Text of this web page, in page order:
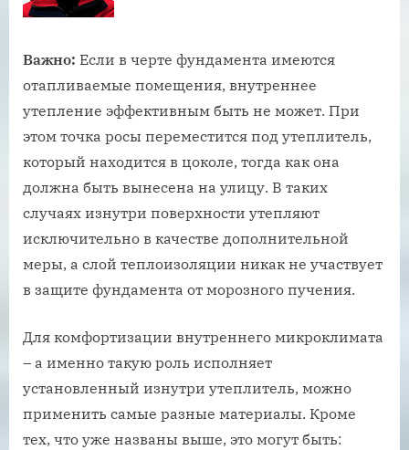
Важно: Если в черте фундамента имеются
отапливаемые помещения, внутреннее
утепление эффективным быть не может. При
этом точка росы переместится под утеплитель,
который находится в цоколе, тогда как она
должна быть вынесена на улицу. В таких
случаях изнутри поверхности утепляют
исключительно в качестве дополнительной
меры, а слой теплоизоляции никак не участвует
в защите фундамента от морозного пучения.
Для комфортизации внутреннего микроклимата
– а именно такую роль исполняет
установленный изнутри утеплитель, можно
применить самые разные материалы. Кроме
тех, что уже названы выше, это могут быть: